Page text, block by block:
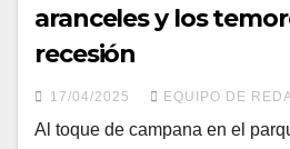
aranceles y los
recesión
17/04/2025 EQUIPO DE
Al toque de campana en el